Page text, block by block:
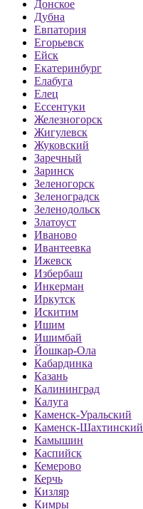
Донское
Дубна
Евпатория
Егорьевск
Ейск
Екатеринбург
Елабуга
Елец
Ессентуки
Железногорск
Жигулевск
Жуковский
Заречный
Заринск
Зеленогорск
Зеленоградск
Зеленодольск
Златоуст
Иваново
Ивантеевка
Ижевск
Избербаш
Инкерман
Иркутск
Искитим
Ишим
Ишимбай
Йошкар-Ола
Кабардинка
Казань
Калининград
Калуга
Каменск-Уральский
Каменск-Шахтинский
Камышин
Каспийск
Кемерово
Керчь
Кизляр
Кимры